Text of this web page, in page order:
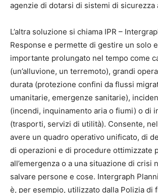
agenzie di dotarsi di sistemi di sicurezza
L’altra soluzione si chiama IPR –
Response e permette di gestire un solo
importante prolungato nel tempo come
(un’alluvione, un terremoto), grandi
durata (protezione confini da flussi
umanitarie, emergenze sanitarie),
(incendi, inquinamento aria o fiumi) o di
(trasporti, servizi di utilità). Consente,
avere un quadro operativo unificato, di
di operazioni e di procedure ottimizzate
all’emergenza o a una situazione di crisi
salvare persone e cose. Intergraph
è, per esempio, utilizzato dalla Polizia di